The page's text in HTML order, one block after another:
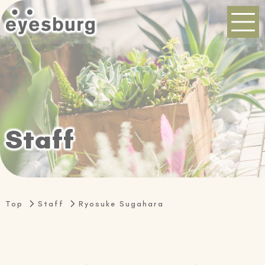
Staff
Top Staff Ryosuke Sugahara